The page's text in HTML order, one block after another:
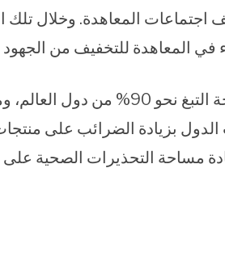
المعاهدة. وخلال تلك
المعاهدة للتخفيف من الجهود
وتضم الاتفاقية الإطارية لمكافحة
الدول بزيادة الضرائب على
مساحة التحذيرات الصحية